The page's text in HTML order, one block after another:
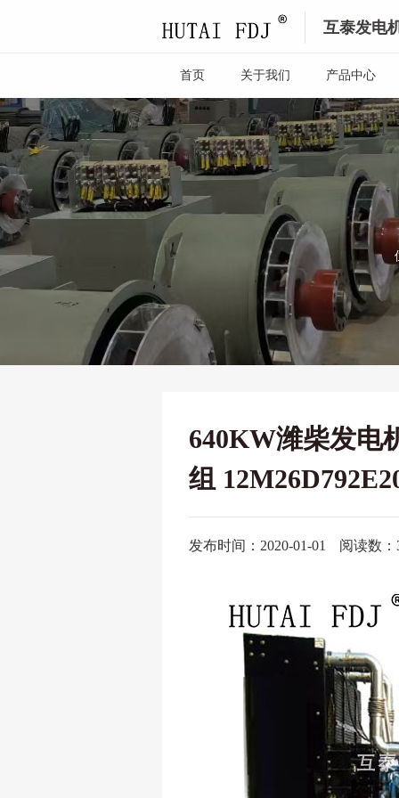
互泰发电
首页 关于我们 产品中心
640KW潍柴发电
组
发布时间：2020-01-01 阅读数：